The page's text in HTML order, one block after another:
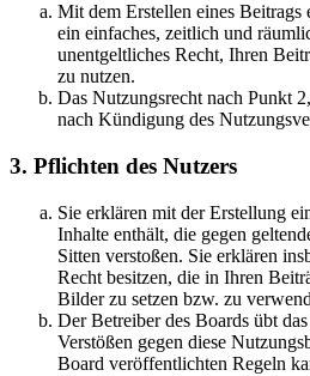
Mit dem Erstellen eines Beitrags
ein einfaches, zeitlich und
unentgeltliches Recht, Ihren
zu nutzen.
Das Nutzungsrecht nach Punkt
nach Kündigung des
3. Pflichten des Nutzers
Sie erklären mit der Erstellung
Inhalte enthält, die gegen
Sitten verstoßen. Sie erklären
Recht besitzen, die in Ihren
Bilder zu setzen bzw. zu
Der Betreiber des Boards übt
Verstößen gegen diese
Board veröffentlichten Regeln